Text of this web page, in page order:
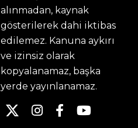
alınmadan, kaynak
gösterilerek dahi iktibas
edilemez. Kanuna aykırı
ve izinsiz olarak
kopyalanamaz, başka
yerde yayınlanamaz.